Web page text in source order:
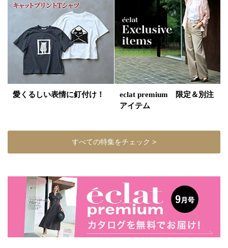
愛くるしい表情に釘付け！
eclat premium 限定＆別注
アイテム
すべての特集をチェック >